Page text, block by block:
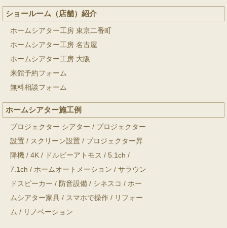
ショールーム（店舗）紹介
ホームシアター工房 東京二番町
ホームシアター工房 名古屋
ホームシアター工房 大阪
来館予約フォーム
無料相談フォーム
ホームシアター施工例
プロジェクター シアター / プロジェクター
設置 / スクリーン設置 / プロジェクター昇
降機 / 4K / ドルビーアトモス / 5.1ch /
7.1ch / ホームオートメーション / サラウン
ドスピーカー / 防音設備 / シネスコ / ホー
ムシアター家具 / スマホで操作 / リフォー
ム / リノベーション